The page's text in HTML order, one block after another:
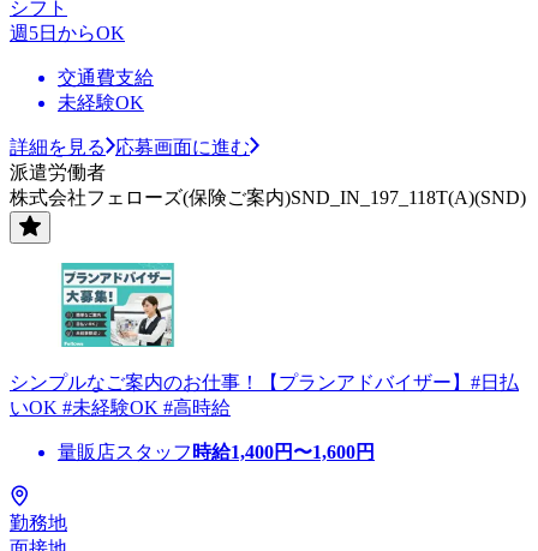
シフト
週5日からOK
交通費支給
未経験OK
詳細を見る
応募画面に進む
派遣労働者
株式会社フェローズ(保険ご案内)SND_IN_197_118T(A)(SND)
シンプルなご案内のお仕事！【プランアドバイザー】#日払
いOK #未経験OK #高時給
量販店スタッフ 時給1,400円〜1,600円
勤務地